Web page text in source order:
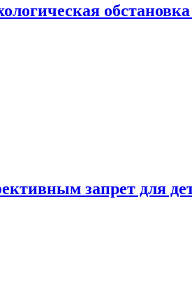
запрет для